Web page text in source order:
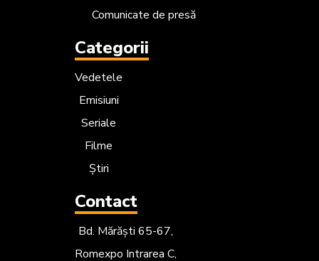
Comunicate de presă
Categorii
Vedetele
Emisiuni
Seriale
Filme
Știri
Contact
Bd. Mărăști 65-67,
Romexpo Intrarea C,